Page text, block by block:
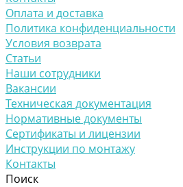
Оплата и доставка
Политика конфиденциальности
Условия возврата
Статьи
Наши сотрудники
Вакансии
Техническая документация
Нормативные документы
Сертификаты и лицензии
Инструкции по монтажу
Контакты
Поиск